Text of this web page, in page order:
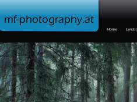
mf-photography.at